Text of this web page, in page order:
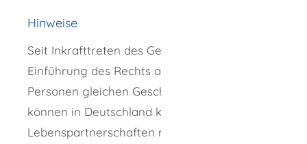
Hinweise
Seit Inkrafttreten des Gesetzes zur
Einführung des Rechts auf Eheschließung für
Personen gleichen Geschlechts am 1.10.2017
können in Deutschland keine neuen
Lebenspartnerschaften mehr begründet